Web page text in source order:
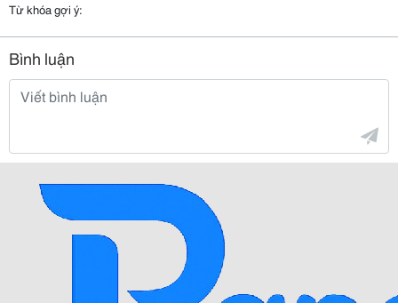
Từ khóa gợi ý:
Bình luận